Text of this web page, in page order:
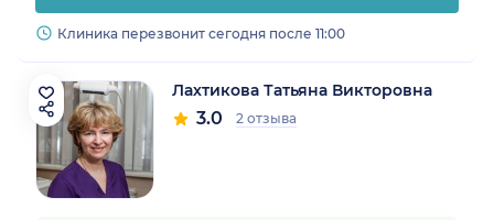
Клиника перезвонит сегодня после 11:00
Лахтикова Татьяна Викторовна
3.0 2 отзыва